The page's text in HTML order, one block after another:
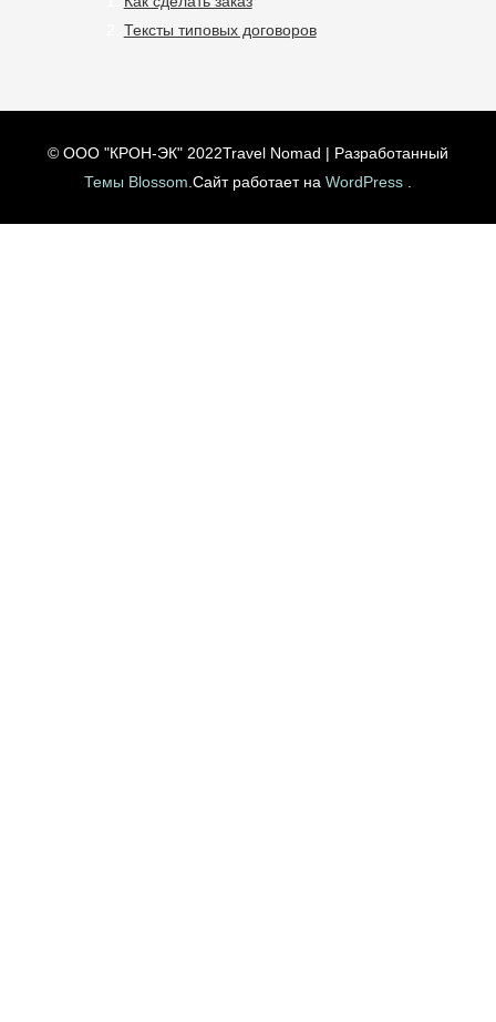
Тексты типовых договоров
© ООО "КРОН-ЭК" 2022Travel Nomad | Разработанный
Темы Blossom .Сайт работает на WordPress